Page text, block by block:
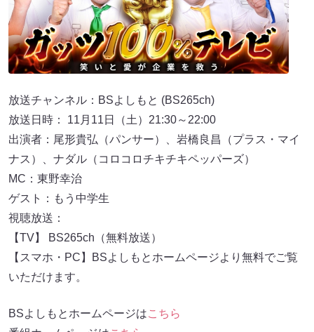
放送チャンネル：BSよしもと (BS265ch)
放送日時： 11月11日（土）21:30～22:00
出演者：尾形貴弘（パンサー）、岩橋良昌（プラス・マイ
ナス）、ナダル（コロコロチキチキペッパーズ）
MC：東野幸治
ゲスト：もう中学生
視聴放送：
【TV】 BS265ch（無料放送）
【スマホ・PC】BSよしもとホームページより無料でご覧
いただけます。
BSよしもとホームページはこちら